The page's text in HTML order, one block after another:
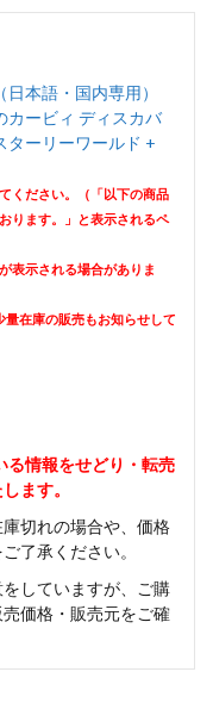
本語・国内専用）
カービィ ディスカバ
ターリーワールド +
ください。（「以下の商品
ります。」と表示されるペ
表示される場合がありま
在庫の販売もお知らせして
る情報をせどり・転売
ます。
切れの場合や、価格
了承ください。
していますが、ご購
価格・販売元をご確